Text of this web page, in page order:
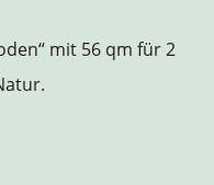
mit 56 qm für 2